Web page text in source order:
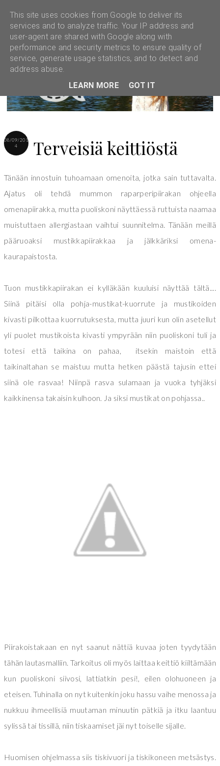
08/09/201
4
Terveisiä keittiöstä
Tänään innostuin tuhoamaan omenoita, jotka sain tuttavalta.
Ajatus oli tehdä mummon raparperipiirakan ohjeella
omenapiirakka, mutta puoliskoni näyttäessä ruttuista naamaa
muistuttaen allergiastaan vaihtui suunnitelma. Tänään meillä
pääruoaksi mustikkapiirakkaa ja jälkkäriksi omena-
kaurapaistosta.
Tuon mustikkapiirakan ei kylläkään kuuluisi näyttää tältä....
Siinä pitäisi olla pohja-mustikat-kuorrute ja mustikoiden
kivasti pilkottaa kuorrutuksesta, mutta juuri kun olin asetellut
yli puolet mustikoista kivasti ympyrään niin puoliskoni tuli ja
totesi että taikina on pahaa, itsekin maistoin että
taikinaltahan se maistuu mutta hetken päästä tajusin ettei
siinä ole rasvaa! Niinpä rasva sulamaan ja vuoka tyhjäksi
kaikkinensa takaisin kulhoon. Ja siksi mustikat on pohjassa..
Piirakoistakaan en nyt saanut nättiä kuvaa joten tyydytään
tähän lautasmalliin. Tarkoitus oli myös laittaa keittiö kiiltämään
kun puoliskoni siivosi, lattiatkin pesi!, eilen olohuoneen ja
eteisen. Tuhinalla on nyt kuitenkin joku hassu vaihe menossa ja
nukkuu ihmeellisiä muutaman minuutin pätkiä ja itku laantuu
sylissä tai tissillä, niin tiskaamiset jäi nyt toiselle sijalle.
Huomisen ohjelmassa siis tiskivuori ja tiskikoneen metsästys.
This site uses cookies from Google to deliver its
services and to analyze traffic. Your IP address and
user-agent are shared with Google along with
performance and security metrics to ensure quality of
service, generate usage statistics, and to detect and
address abuse.
LEARN MORE
GOT IT